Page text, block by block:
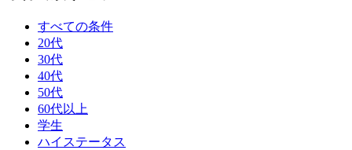
すべての条件
20代
30代
40代
50代
60代以上
学生
ハイステータス